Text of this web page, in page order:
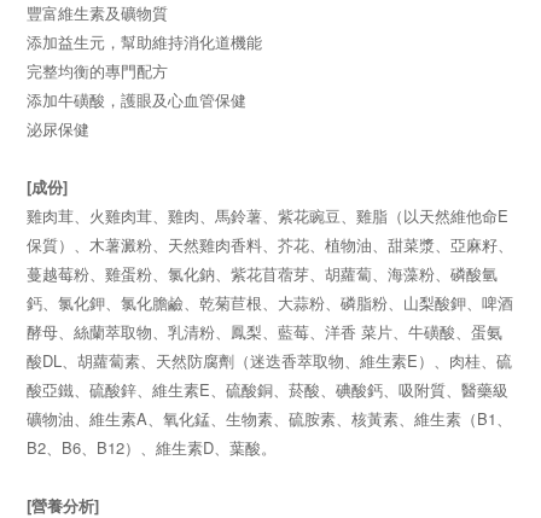
豐富維生素及礦物質
添加益生元，幫助維持消化道機能
完整均衡的專門配方
添加牛磺酸，護眼及心血管保健
泌尿保健
[成份]
雞肉茸、火雞肉茸、雞肉、馬鈴薯、紫花豌豆、雞脂（以天然維他命E
保質）、木薯澱粉、天然雞肉香料、芥花、植物油、甜菜漿、亞麻籽、
蔓越莓粉、雞蛋粉、氯化鈉、紫花苜蓿芽、胡蘿蔔、海藻粉、磷酸氫
鈣、氯化鉀、氯化膽鹼、乾菊苣根、大蒜粉、磷脂粉、山梨酸鉀、啤酒
酵母、絲蘭萃取物、乳清粉、鳳梨、藍莓、洋香 菜片、牛磺酸、蛋氨
酸DL、胡蘿蔔素、天然防腐劑（迷迭香萃取物、維生素E）、肉桂、硫
酸亞鐵、硫酸鋅、維生素E、硫酸銅、菸酸、碘酸鈣、吸附質、醫藥級
礦物油、維生素A、氧化錳、生物素、硫胺素、核黃素、維生素（B1、
B2、B6、B12）、維生素D、葉酸。
[營養分析]